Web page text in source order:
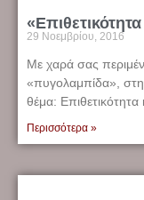
29 Νοεμβρίου, 2016
Με χαρά σας
«πυγολαμπίδα»,
θέμα:
Περισσότερα »